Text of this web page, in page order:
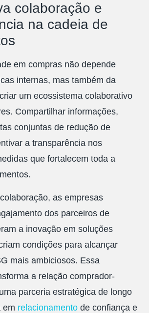
colaboração e
na cadeia de
em compras não depende
internas, mas também da
um ecossistema colaborativo
Compartilhar informações,
conjuntas de redução de
a transparência nos
que fortalecem toda a
as empresas
dos parceiros de
a inovação em soluções
condições para alcançar
mais ambiciosos. Essa
a relação comprador-
parceria estratégica de longo
em relacionamento de confiança e